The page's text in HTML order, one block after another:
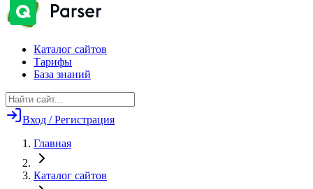
Каталог сайтов
Тарифы
База знаний
Вход / Регистрация
Главная
Каталог сайтов